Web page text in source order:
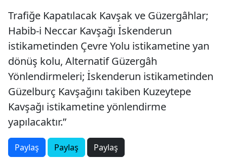
Trafiğe Kapatılacak Kavşak ve Güzergâhlar;
Habib-i Neccar Kavşağı İskenderun
istikametinden Çevre Yolu istikametine yan
dönüş kolu, Alternatif Güzergâh
Yönlendirmeleri; İskenderun istikametinden
Güzelburç Kavşağını takiben Kuzeytepe
Kavşağı istikametine yönlendirme
yapılacaktır.”
Paylaş Paylaş Paylaş